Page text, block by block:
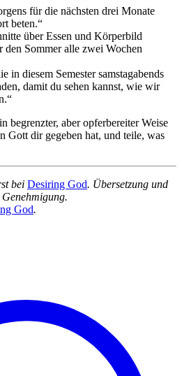
für die nächsten drei Monate
beten.“
über Essen und Körperbild
den Sommer alle zwei Wochen
in diesem Semester samstagabends
damit du sehen kannst, wie wir
begrenzter, aber opferbereiter Weise
Gott dir gegeben hat, und teile, was
bei Desiring God. Übersetzung und
God.